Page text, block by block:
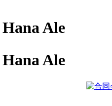
Ale
Ale